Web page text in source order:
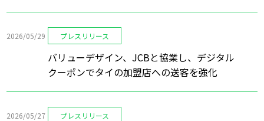
2026/05/29 プレスリリース
バリューデザイン、JCBと協業し、デジタル
クーポンでタイの加盟店への送客を強化
2026/05/27 プレスリリース